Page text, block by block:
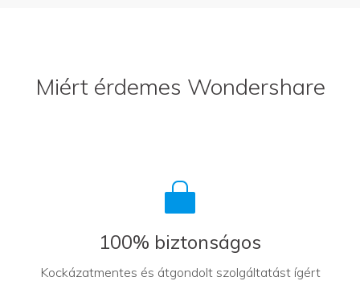
Miért érdemes Wondershare
100% biztonságos
Kockázatmentes és átgondolt szolgáltatást ígért